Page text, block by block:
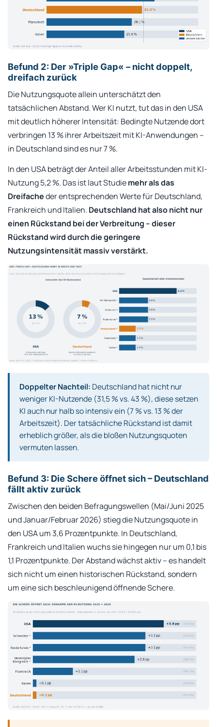
Befund 2: Der »Triple Gap« – nicht doppelt,
dreifach zurück
Die Nutzungsquote allein unterschätzt den
tatsächlichen Abstand. Wer KI nutzt, tut das in den USA
mit deutlich höherer Intensität: Bedingte Nutzende dort
verbringen 13 % ihrer Arbeitszeit mit KI-Anwendungen –
in Deutschland sind es nur 7 %.
In den USA beträgt der Anteil aller Arbeitsstunden mit KI-
Nutzung 5,2 %. Das ist laut Studiemehr als das
Dreifacheder entsprechenden Werte für Deutschland,
Frankreich und Italien. Deutschland hat also nicht nur
einen Rückstand bei der Verbreitung – dieser
Rückstand wird durch die geringere
Nutzungsintensität massiv verstärkt.
Doppelter Nachteil: Deutschland hat nicht nur
weniger KI-Nutzende (31,5 % vs. 43 %), diese setzen
KI auch nur halb so intensiv ein (7 % vs. 13 % der
Arbeitszeit). Der tatsächliche Rückstand ist damit
erheblich größer, als die bloßen Nutzungsquoten
vermuten lassen.
Befund 3: Die Schere öffnet sich – Deutschland
fällt aktiv zurück
Zwischen den beiden Befragungswellen (Mai/Juni 2025
und Januar/Februar 2026) stieg die Nutzungsquote in
den USA um 3,6 Prozentpunkte. In Deutschland,
Frankreich und Italien wuchs sie hingegen nur um 0,1 bis
1,1 Prozentpunkte. Der Abstand wächst aktiv – es handelt
sich nicht um einen historischen Rückstand, sondern
um eine sich beschleunigend öffnende Schere.